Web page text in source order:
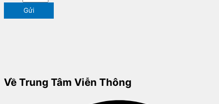
Gửi
Về Trung Tâm Viễn Thông